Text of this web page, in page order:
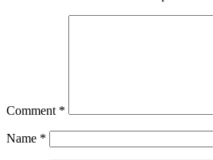
Comment *
Name *